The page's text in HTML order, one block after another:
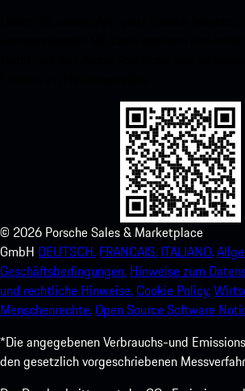
© 2026 Porsche Sales & Marketplace
GmbH DEUTSCH. FRANCAIS. ITALIANO.
Geschäftsbedingungen. Hinweise zum
und rechtliche Hinweise.Cookie Policy.
Menschenrechte.Open Source Software
*Die angegebenen Verbrauchs-und
den gesetzlich vorgeschriebenen